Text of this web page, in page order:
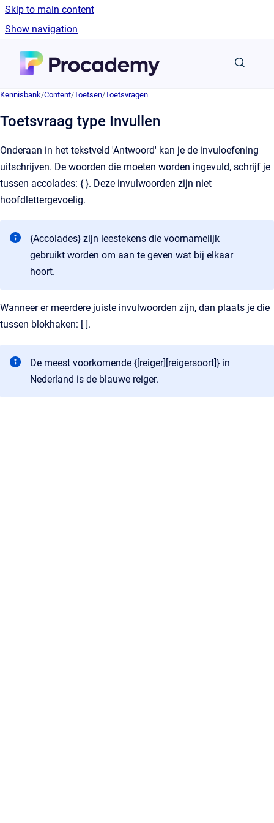
Skip to main content
Show navigation
Kennisbank/Content/Toetsen/Toetsvragen
Toetsvraag type Invullen
Onderaan in het tekstveld 'Antwoord' kan je de invuloefening
uitschrijven. De woorden die moeten worden ingevuld, schrijf je
tussen accolades: { }. Deze invulwoorden zijn niet
hoofdlettergevoelig.
{Accolades} zijn leestekens die voornamelijk
gebruikt worden om aan te geven wat bij elkaar
hoort.
Wanneer er meerdere juiste invulwoorden zijn, dan plaats je die
tussen blokhaken: [ ].
De meest voorkomende {[reiger][reigersoort]} in
Nederland is de blauwe reiger.